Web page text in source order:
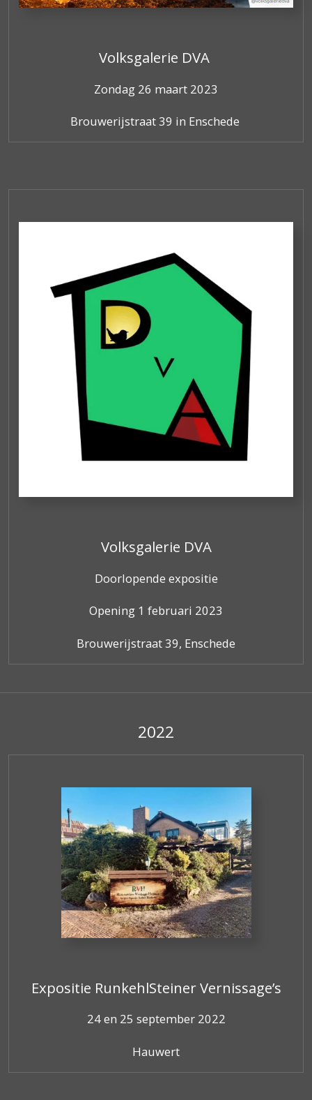
Volksgalerie DVA
Zondag 26 maart 2023
Brouwerijstraat 39 in Enschede
Volksgalerie DVA
Doorlopende expositie
Opening 1 februari 2023
Brouwerijstraat 39, Enschede
2022
Expositie RunkehlSteiner Vernissage’s
24 en 25 september 2022
Hauwert